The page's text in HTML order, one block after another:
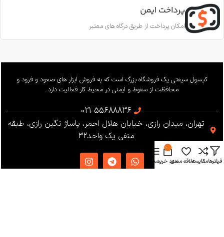
پرداخت ایمن
امکان پرداخت از طریق درگاه های معتبر
کپسول سیفتی یک فروشگاه بزرگ است که به فروش ابزار های صعود و فرود و
محافظت از سقوط و ایمنی در محیط کار فعالیت دارد.
021-55688836
تهران، میدان رازی، خیابان هلال احمر، پاساژ نگین رازی، طبقه
منفی یک واحد32
فیلترهامقایسهعلاقه مندی
0
سبد خریدمنو